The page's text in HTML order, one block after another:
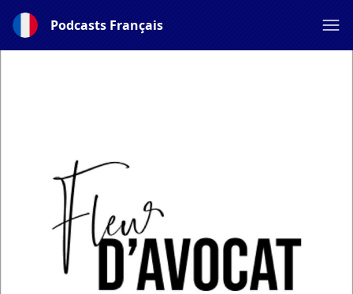
Podcasts Français